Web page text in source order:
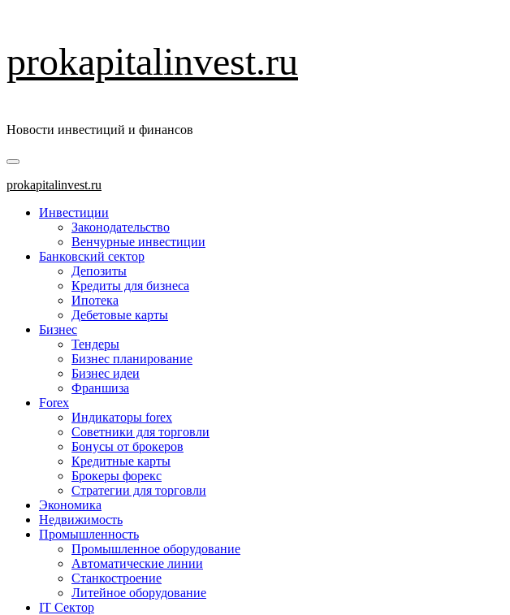
к
содержимому
prokapitalinvest.ru
Новости инвестиций и финансов
Основное
меню
prokapitalinvest.ru
Инвестиции
Законодательство
Венчурные инвестиции
Банковский сектор
Депозиты
Кредиты для бизнеса
Ипотека
Дебетовые карты
Бизнес
Тендеры
Бизнес планирование
Бизнес идеи
Франшиза
Forex
Индикаторы forex
Советники для торговли
Бонусы от брокеров
Кредитные карты
Брокеры форекс
Стратегии для торговли
Экономика
Недвижимость
Промышленность
Промышленное оборудование
Автоматические линии
Станкостроение
Литейное оборудование
IT Сектор